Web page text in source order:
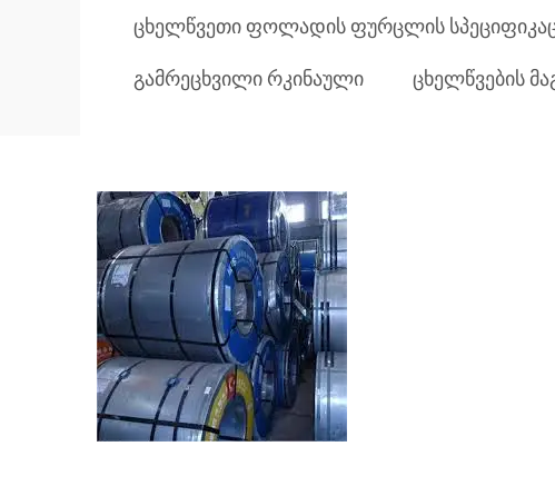
ცხელწვეთი ფოლადის ფურცლის
გამრეცხვილი რკინაული ცხელწვების